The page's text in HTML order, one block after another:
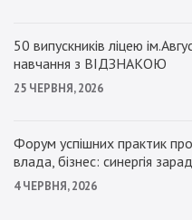
50 випускників ліцею
навчання з ВІДЗНАКОЮ
25 ЧЕРВНЯ, 2026
Форум успішних практик
влада, бізнес: синергія
4 ЧЕРВНЯ, 2026